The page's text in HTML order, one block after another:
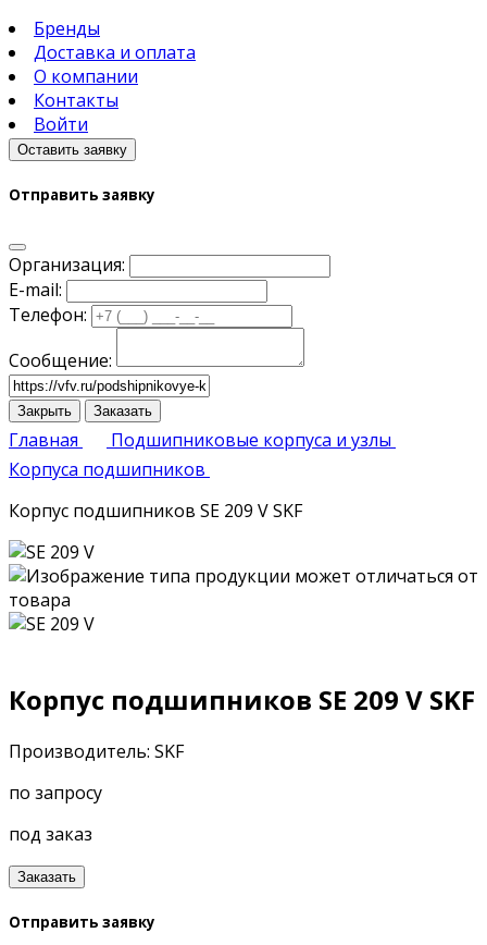
Бренды
Доставка и оплата
О компании
Контакты
Войти
Оставить заявку
Отправить заявку
Организация:
E-mail:
Телефон:
Сообщение:
Закрыть Заказать
Главная
Подшипниковые корпуса и узлы
Корпуса подшипников
Корпус подшипников SE 209 V SKF
Корпус подшипников SE 209 V SKF
Производитель: SKF
по запросу
под заказ
Заказать
Отправить заявку